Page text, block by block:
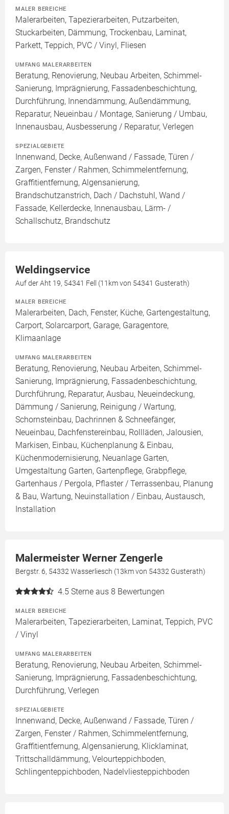
MALER BEREICHE
Malerarbeiten, Tapezierarbeiten, Putzarbeiten,
Stuckarbeiten, Dämmung, Trockenbau, Laminat,
Parkett, Teppich, PVC / Vinyl, Fliesen
UMFANG MALERARBEITEN
Beratung, Renovierung, Neubau Arbeiten, Schimmel-
Sanierung, Imprägnierung, Fassadenbeschichtung,
Durchführung, Innendämmung, Außendämmung,
Reparatur, Neueinbau / Montage, Sanierung / Umbau,
Innenausbau, Ausbesserung / Reparatur, Verlegen
SPEZIALGEBIETE
Innenwand, Decke, Außenwand / Fassade, Türen /
Zargen, Fenster / Rahmen, Schimmelentfernung,
Graffitientfernung, Algensanierung,
Brandschutzanstrich, Dach / Dachstuhl, Wand /
Fassade, Kellerdecke, Innenausbau, Lärm- /
Schallschutz, Brandschutz
Weldingservice
Auf der Aht 19, 54341 Fell (11km von 54341 Gusterath)
MALER BEREICHE
Malerarbeiten, Dach, Fenster, Küche, Gartengestaltung,
Carport, Solarcarport, Garage, Garagentore,
Klimaanlage
UMFANG MALERARBEITEN
Beratung, Renovierung, Neubau Arbeiten, Schimmel-
Sanierung, Imprägnierung, Fassadenbeschichtung,
Durchführung, Reparatur, Ausbau, Neueindeckung,
Dämmung / Sanierung, Reinigung / Wartung,
Schornsteinbau, Dachrinnen & Schneefänger,
Neueinbau, Dachfenstereinbau, Rollläden, Jalousien,
Markisen, Einbau, Küchenplanung & Einbau,
Küchenmodernisierung, Neuanlage Garten,
Umgestaltung Garten, Gartenpflege, Grabpflege,
Gartenhaus / Pergola, Pflaster / Terrassenbau, Planung
& Bau, Wartung, Neuinstallation / Einbau, Austausch,
Installation
Malermeister Werner Zengerle
Bergstr. 6, 54332 Wasserliesch (13km von 54332 Gusterath)
4.5 Sterne aus 8 Bewertungen
MALER BEREICHE
Malerarbeiten, Tapezierarbeiten, Laminat, Teppich, PVC
/ Vinyl
UMFANG MALERARBEITEN
Beratung, Renovierung, Neubau Arbeiten, Schimmel-
Sanierung, Imprägnierung, Fassadenbeschichtung,
Durchführung, Verlegen
SPEZIALGEBIETE
Innenwand, Decke, Außenwand / Fassade, Türen /
Zargen, Fenster / Rahmen, Schimmelentfernung,
Graffitientfernung, Algensanierung, Klicklaminat,
Trittschalldämmung, Velourteppichboden,
Schlingenteppichboden, Nadelvliesteppichboden